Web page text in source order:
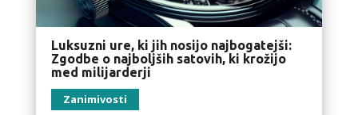
Luksuzni ure, ki jih nosijo najbogatejši:
Zgodbe o najboljših satovih, ki krožijo
med milijarderji
Zanimivosti